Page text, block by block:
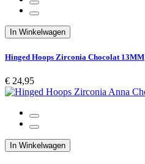
In Winkelwagen
Hinged Hoops Zirconia Chocolat 13MM
€ 24,95
In Winkelwagen